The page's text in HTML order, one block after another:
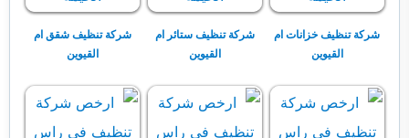
شركة تنظيف خزانات ام
القيوين
شركة تنظيف ستائر ام
القيوين
شركة تنظيف شقق ام
القيوين